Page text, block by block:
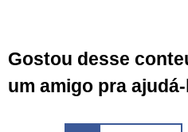
Gostou desse
um amigo pra